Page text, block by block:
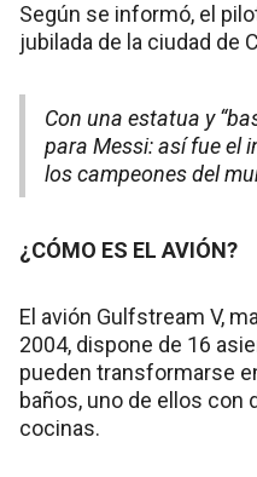
Según se informó, el
jubilada de la ciudad de
Con una estatua y
para Messi: así fue el
los campeones del
¿CÓMO ES EL AVIÓN?
El avión Gulfstream V,
2004, dispone de 16
pueden transformarse
baños, uno de ellos con
cocinas.